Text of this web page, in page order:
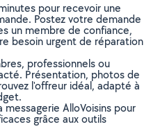
pour recevoir une
Postez votre demande
un membre de confiance,
besoin urgent de réparation
professionnels ou
Présentation, photos de
l'offreur idéal, adapté à
AlloVoisins pour
grâce aux outils